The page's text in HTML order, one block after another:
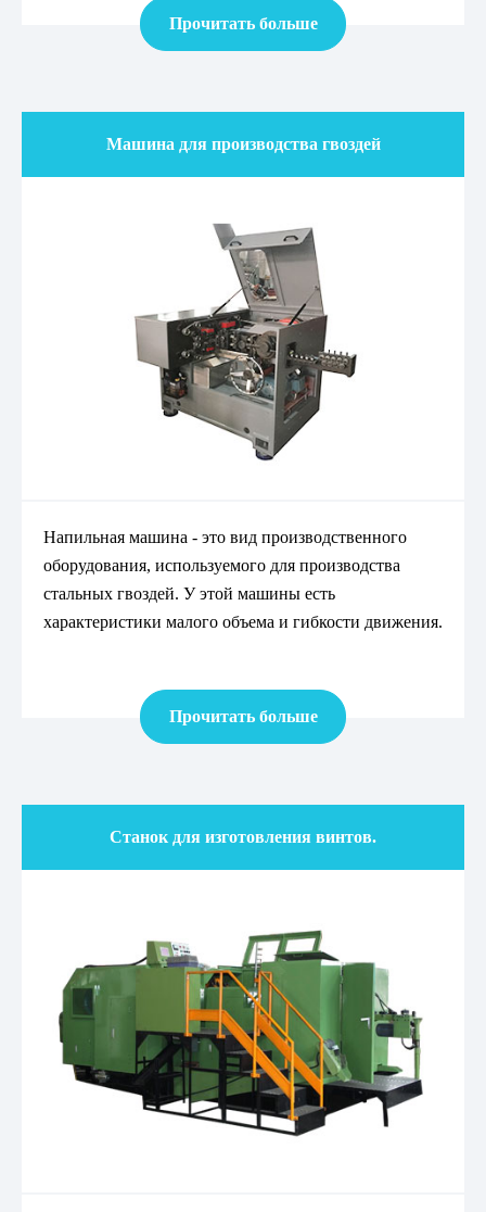
Прочитать больше
Машина для производства гвоздей
Напильная машина - это вид производственного
оборудования, используемого для производства
стальных гвоздей. У этой машины есть
характеристики малого объема и гибкости движения.
Прочитать больше
Станок для изготовления винтов.